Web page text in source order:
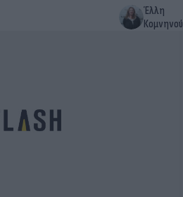
Έλλη
Κομνηνού